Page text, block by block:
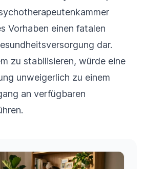
Vorhaben einen fatalen
dar.
zu stabilisieren, würde eine
unweigerlich zu einem
an verfügbaren